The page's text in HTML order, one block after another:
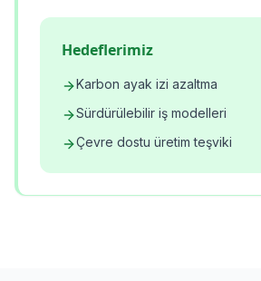
Hedeflerimiz
Karbon ayak izi azaltma
Sürdürülebilir iş modelleri
Çevre dostu üretim teşviki